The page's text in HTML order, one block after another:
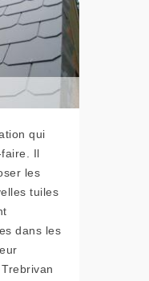
qui
Il
les
tuiles
dans les